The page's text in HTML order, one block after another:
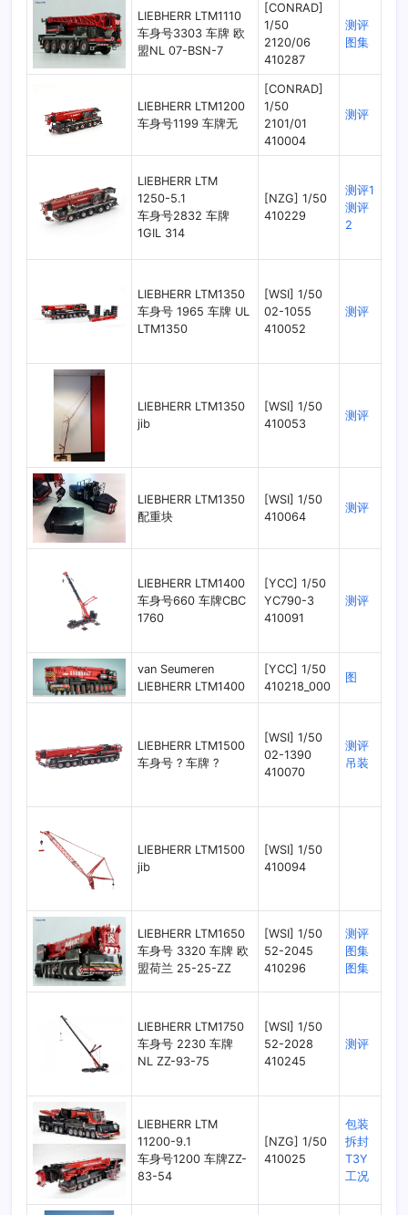
LIEBHERR LTM1110
车身号3303 车牌 欧
盟NL 07-BSN-7
[CONRAD]
1/50
2120/06
410287
测评
图集
LIEBHERR LTM1200
车身号1199 车牌无
[CONRAD]
1/50
2101/01
410004
测评
LIEBHERR LTM
1250-5.1
车身号2832 车牌
1GIL 314
[NZG] 1/50
410229
测评1
测评
2
LIEBHERR LTM1350
车身号 1965 车牌 UL
LTM1350
[WSI] 1/50
02-1055
410052
测评
LIEBHERR LTM1350
jib
[WSI] 1/50
410053
测评
LIEBHERR LTM1350
配重块
[WSI] 1/50
410064
测评
LIEBHERR LTM1400
车身号660 车牌CBC
1760
[YCC] 1/50
YC790-3
410091
测评
van Seumeren
LIEBHERR LTM1400
[YCC] 1/50
410218_000
图
LIEBHERR LTM1500
车身号 ? 车牌 ?
[WSI] 1/50
02-1390
410070
测评
吊装
LIEBHERR LTM1500
jib
[WSI] 1/50
410094
LIEBHERR LTM1650
车身号 3320 车牌 欧
盟荷兰 25-25-ZZ
[WSI] 1/50
52-2045
410296
测评
图集
图集
LIEBHERR LTM1750
车身号 2230 车牌
NL ZZ-93-75
[WSI] 1/50
52-2028
410245
测评
LIEBHERR LTM
11200-9.1
车身号1200 车牌ZZ-
83-54
[NZG] 1/50
410025
包装
拆封
T3Y
工况